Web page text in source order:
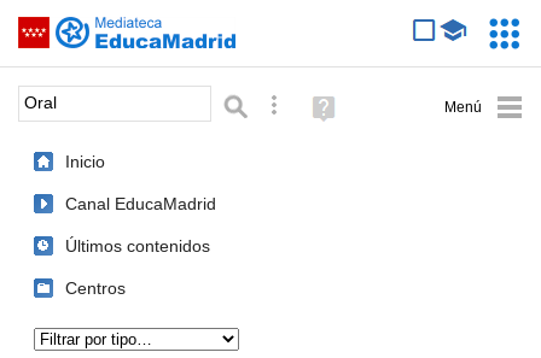
Saltar navegación
Palabra o frase: Búsqueda avanzada
Ayuda
(en
Inicio
Canal EducaMadrid
Últimos contenidos
Centros